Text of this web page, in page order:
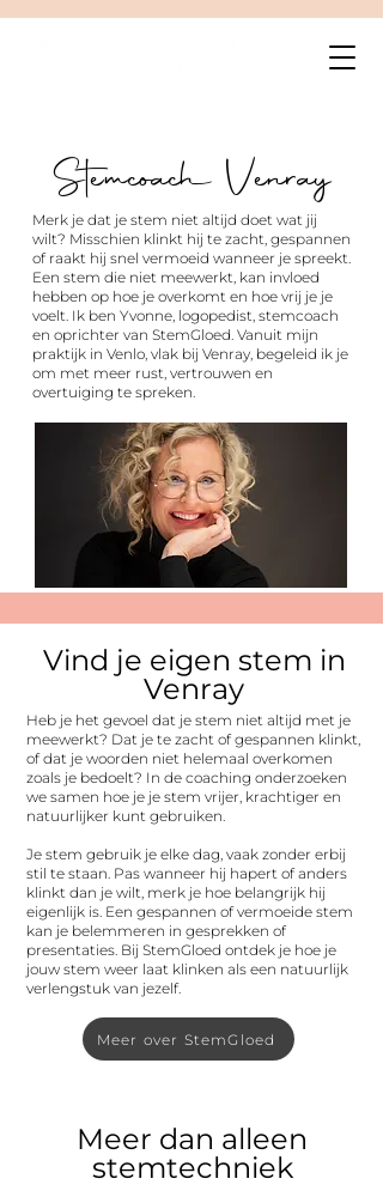
Stemcoach Venray
Merk je dat je stem niet altijd doet wat jij
wilt? Misschien klinkt hij te zacht, gespannen
of raakt hij snel vermoeid wanneer je spreekt.
Een stem die niet meewerkt, kan invloed
hebben op hoe je overkomt en hoe vrij je je
voelt. Ik ben Yvonne, logopedist, stemcoach
en oprichter van StemGloed. Vanuit mijn
praktijk in Venlo, vlak bij Venray, begeleid ik je
om met meer rust, vertrouwen en
overtuiging te spreken.
Vind je eigen stem in
Venray
Heb je het gevoel dat je stem niet altijd met je
meewerkt? Dat je te zacht of gespannen klinkt,
of dat je woorden niet helemaal overkomen
zoals je bedoelt? In de coaching onderzoeken
we samen hoe je je stem vrijer, krachtiger en
natuurlijker kunt gebruiken.
Je stem gebruik je elke dag, vaak zonder erbij
stil te staan. Pas wanneer hij hapert of anders
klinkt dan je wilt, merk je hoe belangrijk hij
eigenlijk is. Een gespannen of vermoeide stem
kan je belemmeren in gesprekken of
presentaties. Bij StemGloed ontdek je hoe je
jouw stem weer laat klinken als een natuurlijk
verlengstuk van jezelf.
Meer over StemGloed
Meer dan alleen
stemtechniek